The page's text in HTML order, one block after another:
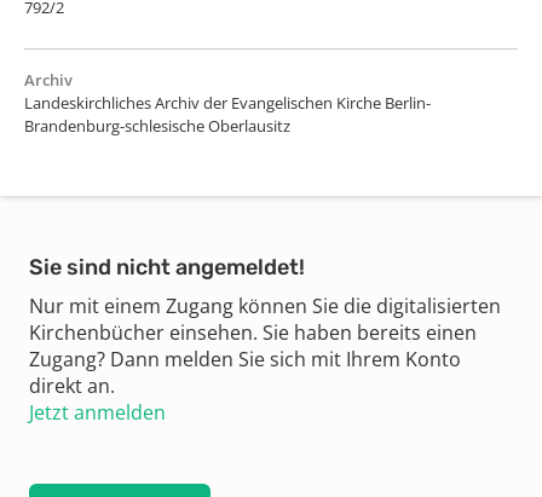
792/2
Archiv
Landeskirchliches Archiv der Evangelischen Kirche Berlin-
Brandenburg-schlesische Oberlausitz
Sie sind nicht angemeldet!
Nur mit einem Zugang können Sie die digitalisierten
Kirchenbücher einsehen. Sie haben bereits einen
Zugang? Dann melden Sie sich mit Ihrem Konto
direkt an.
Jetzt anmelden